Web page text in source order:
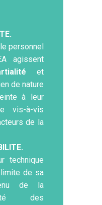
personnel
agissent
et
de nature
à leur
vis-à-vis
de la
technique
de sa
de la
des